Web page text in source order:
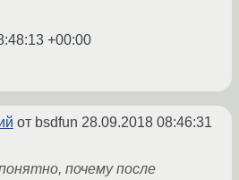
+00:00
от bsdfun 28.09.2018 08:46:31
почему после